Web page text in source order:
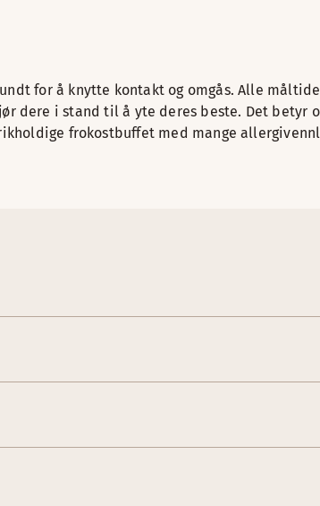
for å knytte kontakt og omgås. Alle
dere i stand til å yte deres beste. Det betyr
frokostbuffet med mange